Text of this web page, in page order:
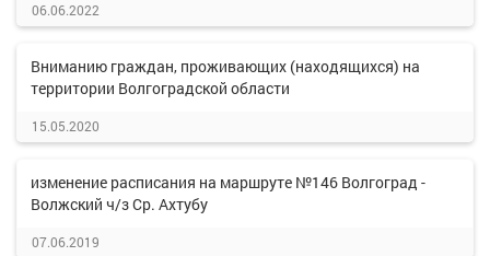
06.06.2022
Вниманию граждан, проживающих (находящихся) на
территории Волгоградской области
15.05.2020
изменение расписания на маршруте №146 Волгоград -
Волжский ч/з Ср. Ахтубу
07.06.2019